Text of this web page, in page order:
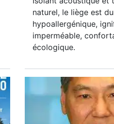
naturel, le liège est
hypoallergénique,
imperméable,
écologique.